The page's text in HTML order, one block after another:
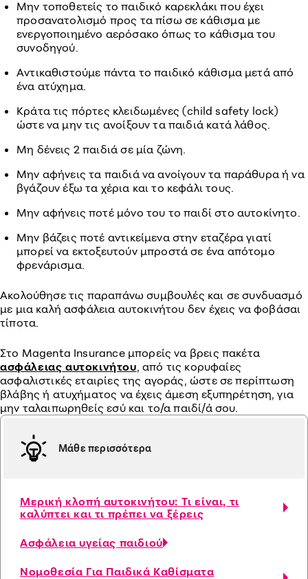
Μην τοποθετείς το παιδικό καρεκλάκι που έχει
προσανατολισμό προς τα πίσω σε κάθισμα με
ενεργοποιημένο αερόσακο όπως το κάθισμα του
συνοδηγού.
Αντικαθιστούμε πάντα το παιδικό κάθισμα μετά από
ένα ατύχημα.
Κράτα τις πόρτες κλειδωμένες (child safety lock)
ώστε να μην τις ανοίξουν τα παιδιά κατά λάθος.
Μη δένεις 2 παιδιά σε μία ζώνη.
Μην αφήνεις τα παιδιά να ανοίγουν τα παράθυρα ή να
βγάζουν έξω τα χέρια και το κεφάλι τους.
Μην αφήνεις ποτέ μόνο του το παιδί στο αυτοκίνητο.
Μην βάζεις ποτέ αντικείμενα στην εταζέρα γιατί
μπορεί να εκτοξευτούν μπροστά σε ένα απότομο
φρενάρισμα.
Ακολούθησε τις παραπάνω συμβουλές και σε συνδυασμό
με μια καλή ασφάλεια αυτοκινήτου δεν έχεις να φοβάσαι
τίποτα.
Στο Magenta Insurance μπορείς να βρεις πακέτα
ασφάλειας αυτοκινήτου, από τις κορυφαίες
ασφαλιστικές εταιρίες της αγοράς, ώστε σε περίπτωση
βλάβης ή ατυχήματος να έχεις άμεση εξυπηρέτηση, για
μην ταλαιπωρηθείς εσύ και το/α παιδί/ά σου.
Μάθε περισσότερα
Μερική κλοπή αυτοκινήτου: Τι είναι, τι
καλύπτει και τι πρέπει να ξέρεις
Ασφάλεια υγείας παιδιού
Νομοθεσία Για Παιδικά Καθίσματα